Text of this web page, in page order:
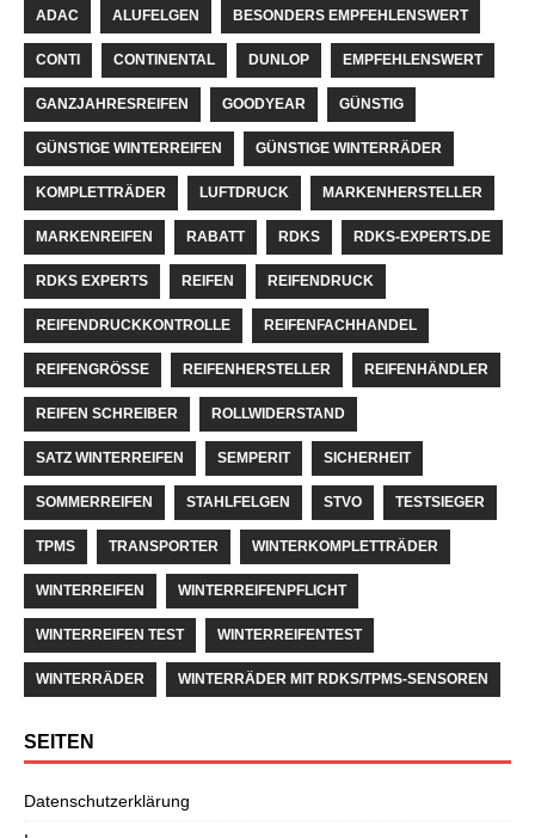
ADAC ALUFELGEN BESONDERS EMPFEHLENSWERT
CONTI CONTINENTAL DUNLOP EMPFEHLENSWERT
GANZJAHRESREIFEN GOODYEAR GÜNSTIG
GÜNSTIGE WINTERREIFEN GÜNSTIGE WINTERRÄDER
KOMPLETTRÄDER LUFTDRUCK MARKENHERSTELLER
MARKENREIFEN RABATT RDKS RDKS-EXPERTS.DE
RDKS EXPERTS REIFEN REIFENDRUCK
REIFENDRUCKKONTROLLE REIFENFACHHANDEL
REIFENGRÖSSE REIFENHERSTELLER REIFENHÄNDLER
REIFEN SCHREIBER ROLLWIDERSTAND
SATZ WINTERREIFEN SEMPERIT SICHERHEIT
SOMMERREIFEN STAHLFELGEN STVO TESTSIEGER
TPMS TRANSPORTER WINTERKOMPLETTRÄDER
WINTERREIFEN WINTERREIFENPFLICHT
WINTERREIFEN TEST WINTERREIFENTEST
WINTERRÄDER WINTERRÄDER MIT RDKS/TPMS-SENSOREN
SEITEN
Datenschutzerklärung